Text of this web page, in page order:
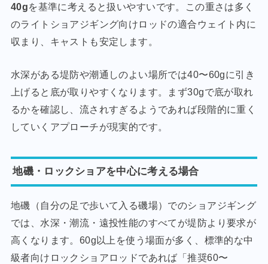
40gを基準に考えると扱いやすいです。この重さは多く
のライトショアジギング向けロッドの適合ウェイト内に
収まり、キャストも安定します。
水深がある堤防や潮通しのよい場所では40〜60gに引き
上げると底が取りやすくなります。まず30gで底が取れ
るかを確認し、流されすぎるようであれば段階的に重く
していくアプローチが現実的です。
地磯・ロックショアを中心に考える場合
地磯（自分の足で歩いて入る磯場）でのショアジギング
では、水深・潮流・遠投性能のすべてが堤防より要求が
高くなります。60g以上を使う場面が多く、標準的な中
級者向けロックショアロッドであれば「推奨60〜